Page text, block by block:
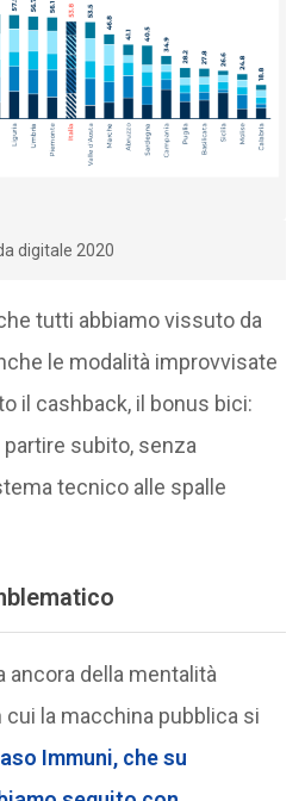
digitale 2020
tutti abbiamo vissuto da
le modalità improvvisate
il cashback, il bonus bici:
subito, senza
tecnico alle spalle
ancora della mentalità
cui la macchina pubblica si
Immuni, che su